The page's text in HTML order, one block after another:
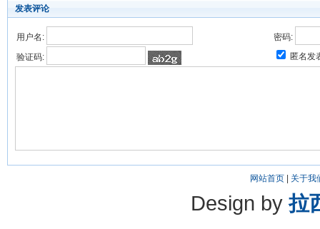
发表评论
用户名:
密码:
验证码:
匿名发
网站首页| 关于我
Design by拉